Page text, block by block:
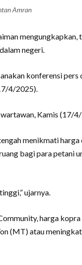
Amran
negeri.
konferensi pers
4/2025).
wartawan, Kamis (17/
menikmati
bagi para petani
ujarnya.
harga
(MT) atau